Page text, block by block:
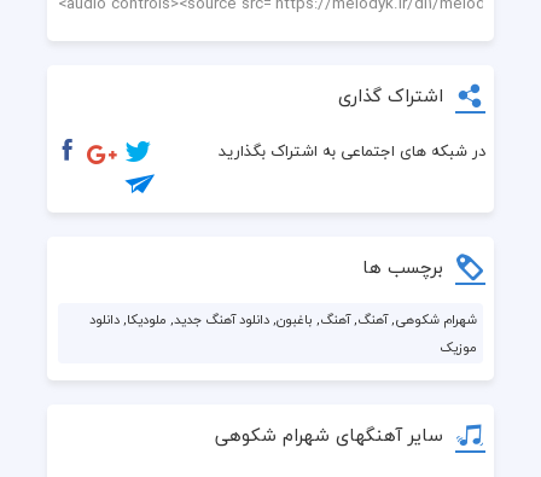
اشتراک گذاری
در شبکه های اجتماعی به اشتراک بگذارید
برچسب ها
شهرام شکوهی, آهنگ, آهنگ, باغبون, دانلود آهنگ جدید, ملودیکا, دانلود
موزیک
سایر آهنگهای شهرام شکوهی